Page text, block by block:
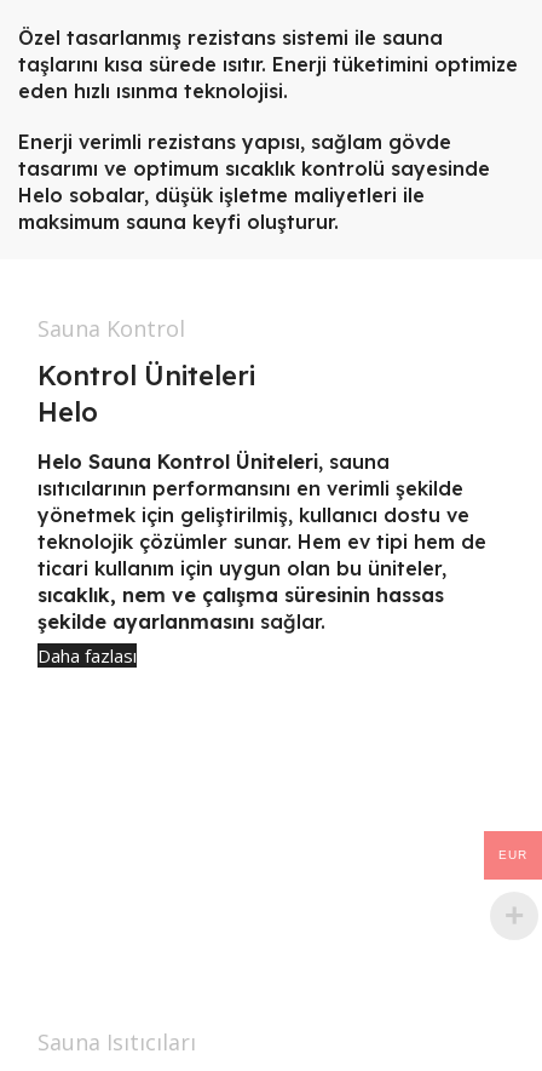
Özel tasarlanmış rezistans sistemi ile sauna
taşlarını kısa sürede ısıtır. Enerji tüketimini optimize
eden hızlı ısınma teknolojisi.
Enerji verimli rezistans yapısı, sağlam gövde
tasarımı ve optimum sıcaklık kontrolü sayesinde
Helo sobalar, düşük işletme maliyetleri ile
maksimum sauna keyfi oluşturur.
Sauna Kontrol
Kontrol Üniteleri
Helo
Helo Sauna Kontrol Üniteleri, sauna
ısıtıcılarının performansını en verimli şekilde
yönetmek için geliştirilmiş, kullanıcı dostu ve
teknolojik çözümler sunar. Hem ev tipi hem de
ticari kullanım için uygun olan bu üniteler,
sıcaklık, nem ve çalışma süresinin hassas
şekilde ayarlanmasını sağlar.
Daha fazlası
Sauna Isıtıcıları
EUR